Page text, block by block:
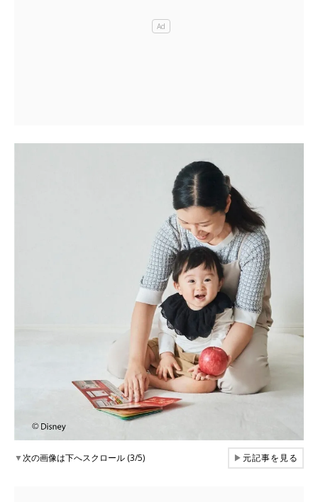
▼次の画像は下へスクロール (3/5) ▶元記事を見る